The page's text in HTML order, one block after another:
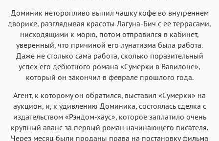
Доминик неторопливо выпил чашку кофе во внутреннем
дворике, разглядывая красоты Лагуна-Бич с ее террасами,
нисходящими к морю, потом отправился в кабинет,
уверенный, что причиной его лунатизма была работа.
Даже не столько сама работа, сколько поразительный
успех его дебютного романа «Сумерки в Вавилоне»,
который он закончил в феврале прошлого года.
Агент, к которому он обратился, выставил «Сумерки» на
аукцион, и, к удивлению Доминика, состоялась сделка с
издательством «Рэндом-хаус», которое заплатило очень
крупный аванс за первый роман начинающего писателя.
Через месяц были проданы права на постановку фильма